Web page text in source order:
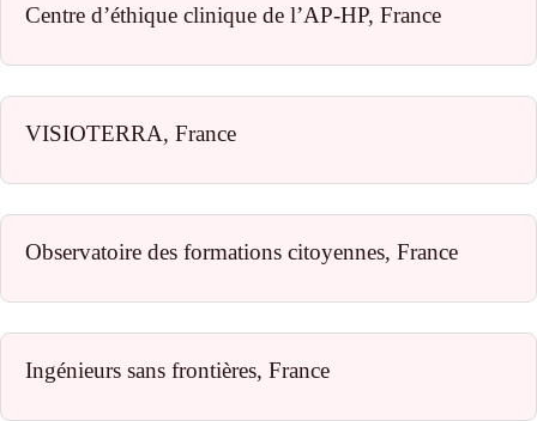
Centre d’éthique clinique de l’AP-HP, France
VISIOTERRA, France
Observatoire des formations citoyennes, France
Ingénieurs sans frontières, France